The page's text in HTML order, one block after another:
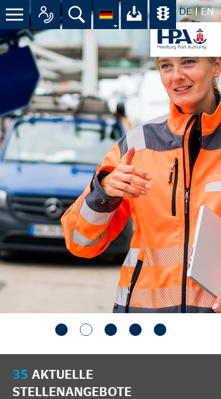
DE EN
Menü Alle Ansprechpartner im
Suche Ihr Download-
35 AKTUELLE
STELLENANGEBOTE